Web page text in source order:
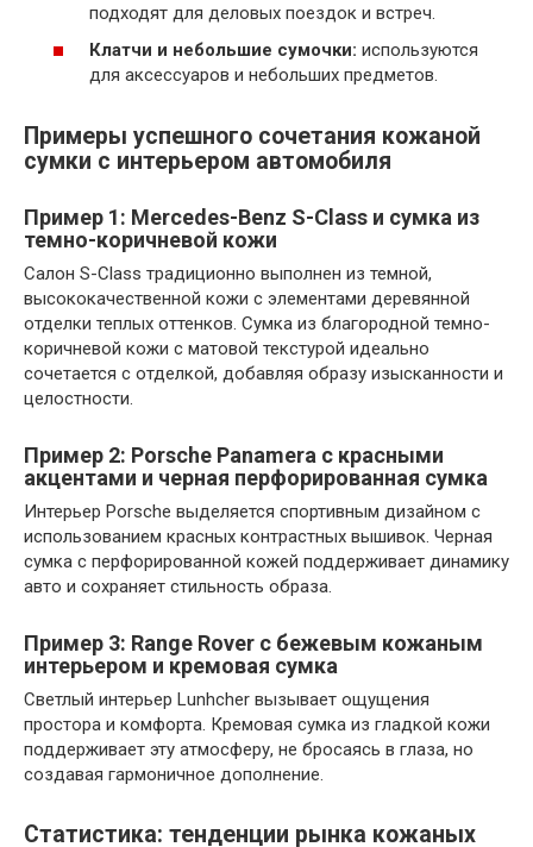
подходят для деловых поездок и встреч.
Клатчи и небольшие сумочки: используются
для аксессуаров и небольших предметов.
Примеры успешного сочетания кожаной
сумки с интерьером автомобиля
Пример 1: Mercedes-Benz S-Class и сумка из
темно-коричневой кожи
Салон S-Class традиционно выполнен из темной,
высококачественной кожи с элементами деревянной
отделки теплых оттенков. Сумка из благородной темно-
коричневой кожи с матовой текстурой идеально
сочетается с отделкой, добавляя образу изысканности и
целостности.
Пример 2: Porsche Panamera с красными
акцентами и черная перфорированная сумка
Интерьер Porsche выделяется спортивным дизайном с
использованием красных контрастных вышивок. Черная
сумка с перфорированной кожей поддерживает динамику
авто и сохраняет стильность образа.
Пример 3: Range Rover с бежевым кожаным
интерьером и кремовая сумка
Светлый интерьер Lunhcher вызывает ощущения
простора и комфорта. Кремовая сумка из гладкой кожи
поддерживает эту атмосферу, не бросаясь в глаза, но
создавая гармоничное дополнение.
Статистика: тенденции рынка кожаных